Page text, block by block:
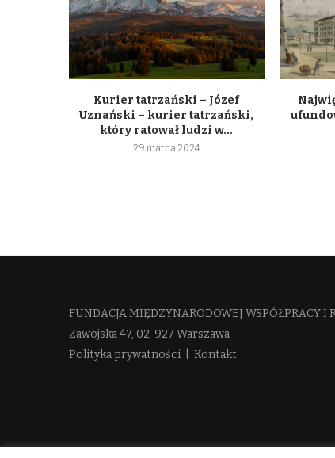
Kurier tatrzański – Józef
Uznański – kurier tatrzański,
który ratował ludzi w...
29 marca 2024
FUNDACJA MIĘDZYNARODOWEJ WSPÓŁPRACY I
Zawojska 47, 02-927 Warszawa
Polityka prywatności
Kontakt